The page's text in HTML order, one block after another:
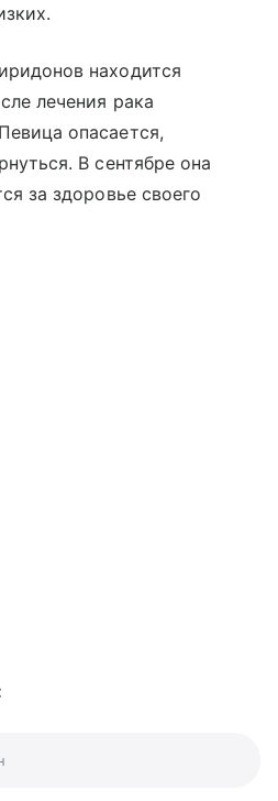
находится
лечения рака
опасается,
В сентябре она
за здоровье своего